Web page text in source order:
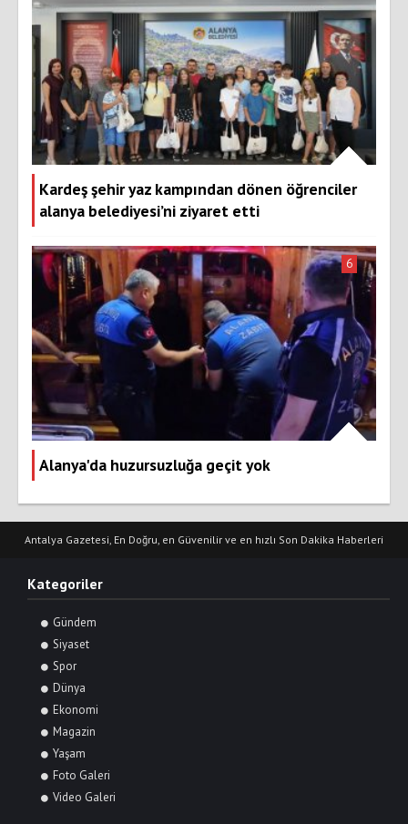
Kardeş şehir yaz kampından dönen öğrenciler
alanya belediyesi’ni ziyaret etti
Alanya'da huzursuzluğa geçit yok
6
Antalya Gazetesi, En Doğru, en Güvenilir ve en hızlı Son Dakika Haberleri
Kategoriler
Gündem
Siyaset
Spor
Dünya
Ekonomi
Magazin
Yaşam
Foto Galeri
Video Galeri